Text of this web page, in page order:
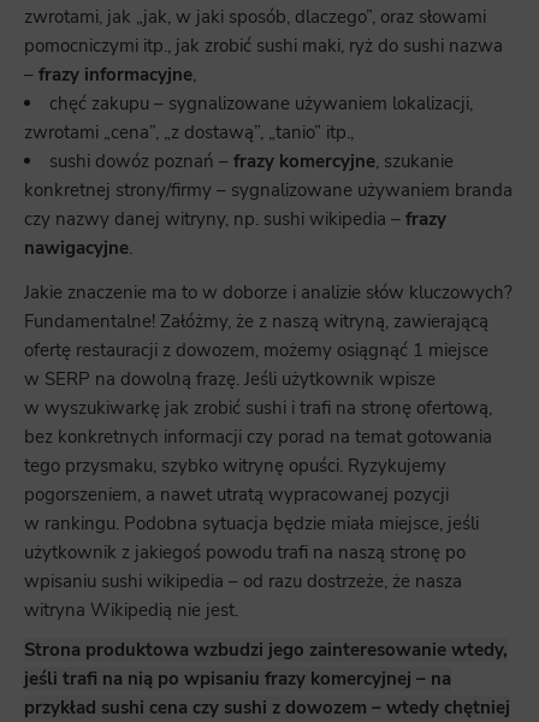
zwrotami, jak „jak, w jaki sposób, dlaczego”, oraz słowami
pomocniczymi itp., jak zrobić sushi maki, ryż do sushi nazwa
– frazy informacyjne,
chęć zakupu – sygnalizowane używaniem lokalizacji,
zwrotami „cena”, „z dostawą”, „tanio” itp.,
sushi dowóz poznań –frazy komercyjne, szukanie
konkretnej strony/firmy – sygnalizowane używaniem branda
czy nazwy danej witryny, np. sushi wikipedia – frazy
nawigacyjne.
Jakie znaczenie ma to w doborze i analizie słów kluczowych?
Fundamentalne! Załóżmy, że z naszą witryną, zawierającą
ofertę restauracji z dowozem, możemy osiągnąć 1 miejsce
w SERP na dowolną frazę. Jeśli użytkownik wpisze
w wyszukiwarkę jak zrobić sushi i trafi na stronę ofertową,
bez konkretnych informacji czy porad na temat gotowania
tego przysmaku, szybko witrynę opuści. Ryzykujemy
pogorszeniem, a nawet utratą wypracowanej pozycji
w rankingu. Podobna sytuacja będzie miała miejsce, jeśli
użytkownik z jakiegoś powodu trafi na naszą stronę po
wpisaniu sushi wikipedia – od razu dostrzeże, że nasza
witryna Wikipedią nie jest.
Strona produktowa wzbudzi jego zainteresowanie wtedy,
jeśli trafi na nią po wpisaniu frazy komercyjnej – na
przykład sushi cena czy sushi z dowozem – wtedy chętniej